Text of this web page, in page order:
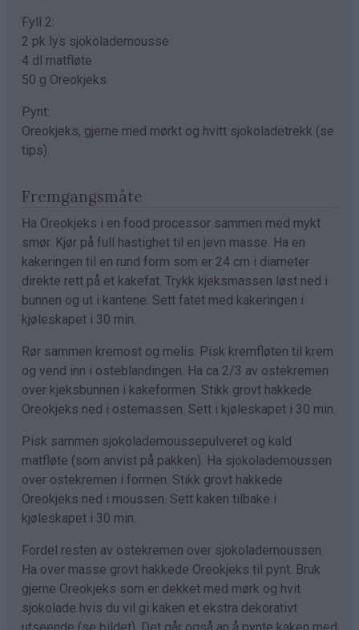
Fyll 2:
2 pk lys sjokolademousse
4 dl matfløte
50 g Oreokjeks
Pynt:
Oreokjeks, gjerne med mørkt og hvitt sjokoladetrekk (se
tips)
Fremgangsmåte
Ha Oreokjeks i en food processor sammen med mykt
smør. Kjør på full hastighet til en jevn masse. Ha en
kakeringen til en rund form som er 24 cm i diameter
direkte rett på et kakefat. Trykk kjeksmassen løst ned i
bunnen og ut i kantene. Sett fatet med kakeringen i
kjøleskapet i 30 min.
Rør sammen kremost og melis. Pisk kremfløten til krem
og vend inn i osteblandingen. Ha ca 2/3 av ostekremen
over kjeksbunnen i kakeformen. Stikk grovt hakkede
Oreokjeks ned i ostemassen. Sett i kjøleskapet i 30 min.
Pisk sammen sjokolademoussepulveret og kald
matfløte (som anvist på pakken). Ha sjokolademoussen
over ostekremen i formen. Stikk grovt hakkede
Oreokjeks ned i moussen. Sett kaken tilbake i
kjøleskapet i 30 min.
Fordel resten av ostekremen over sjokolademoussen.
Ha over masse grovt hakkede Oreokjeks til pynt. Bruk
gjerne Oreokjeks som er dekket med mørk og hvit
sjokolade hvis du vil gi kaken et ekstra dekorativt
utseende (se bildet). Det går også an å pynte kaken med